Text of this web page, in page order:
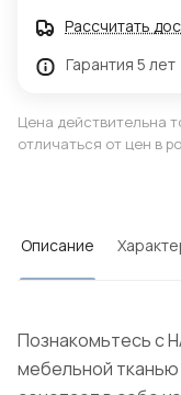
Рассчитать
Гарантия 5 лет
Цена действительна
отличаться от цен в
Описание
Познакомьтесь с
мебельной